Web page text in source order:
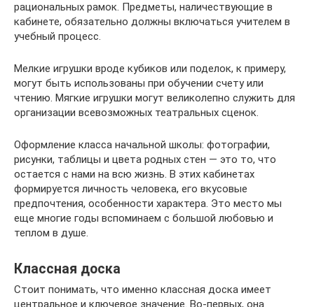
рациональных рамок. Предметы, наличествующие в
кабинете, обязательно должны включаться учителем в
учебный процесс.
Мелкие игрушки вроде кубиков или поделок, к примеру,
могут быть использованы при обучении счету или
чтению. Мягкие игрушки могут великолепно служить для
организации всевозможных театральных сценок.
Оформление класса начальной школы: фотографии,
рисунки, таблицы и цвета родных стен — это то, что
остается с нами на всю жизнь. В этих кабинетах
формируется личность человека, его вкусовые
предпочтения, особенности характера. Это место мы
еще многие годы вспоминаем с большой любовью и
теплом в душе.
Классная доска
Стоит понимать, что именно классная доска имеет
центральное и ключевое значение. Во-первых, она